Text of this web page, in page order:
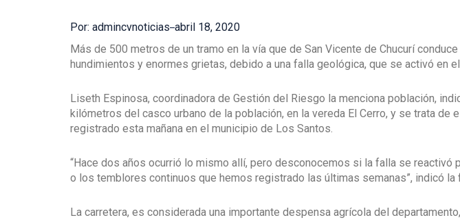
Por: admincvnoticias abril 18, 2020
Más de 500 metros de un tramo en la vía que de San Vicente de Chucurí
hundimientos y enormes grietas, debido a una falla geológica, que se activó en
Liseth Espinosa, coordinadora de Gestión del Riesgo la menciona población,
kilómetros del casco urbano de la población, en la vereda El Cerro, y se trata de
registrado esta mañana en el municipio de Los Santos.
“Hace dos años ocurrió lo mismo allí, pero desconocemos si la falla se
o los temblores continuos que hemos registrado las últimas semanas”, indicó la
La carretera, es considerada una importante despensa agrícola del